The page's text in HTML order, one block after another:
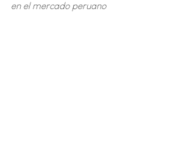
en el mercado peruano